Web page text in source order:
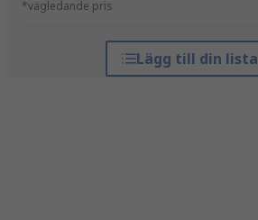
*vägledande pris
Lägg till din lista